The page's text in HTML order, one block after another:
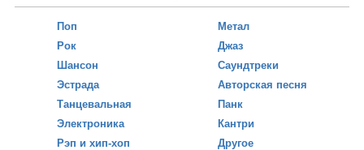
Поп
Рок
Шансон
Эстрада
Танцевальная
Электроника
Рэп и хип-хоп
Метал
Джаз
Саундтреки
Авторская песня
Панк
Кантри
Другое